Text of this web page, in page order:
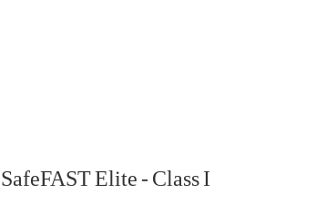
SafeFAST Elite - Class I